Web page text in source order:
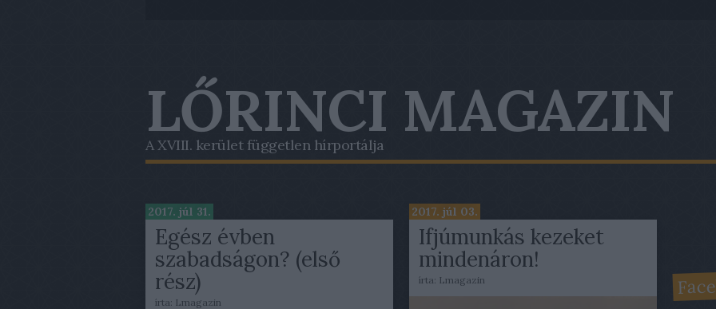
LŐRINCI MAGAZIN
A XVIII. kerület független hírportálja
2017. júl 31.
Egész évben
szabadságon? (első
rész)
írta: Lmagazin
2017. júl 03.
Ifjúmunkás kezeket
mindenáron!
írta: Lmagazin